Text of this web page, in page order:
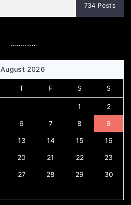
734 Posts
............
August 2026
T F S S
1 2
6 7 8 9
13 14 15 16
20 21 22 23
27 28 29 30